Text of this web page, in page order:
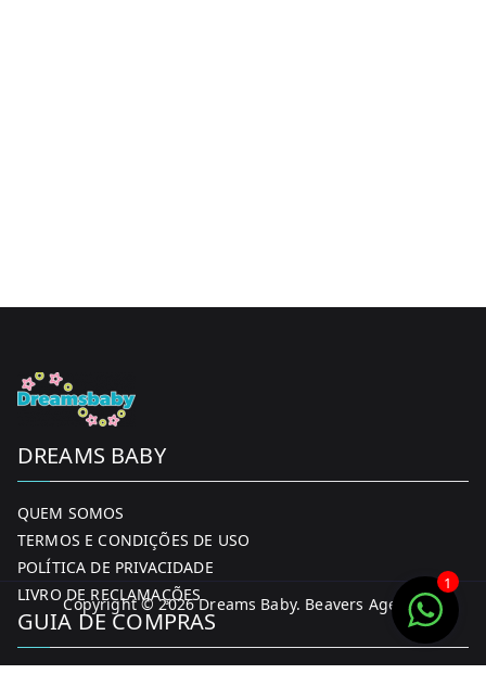
DREAMS BABY
QUEM SOMOS
TERMOS E CONDIÇÕES DE USO
POLÍTICA DE PRIVACIDADE
LIVRO DE RECLAMAÇÕES
GUIA DE COMPRAS
Copyright © 2026Dreams Baby. Beavers Agency
1